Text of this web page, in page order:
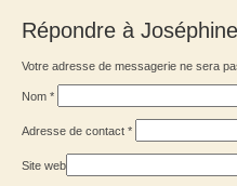
Répondre à Joséphine
Votre adresse de messagerie ne sera
Nom *
Adresse de contact *
Site web